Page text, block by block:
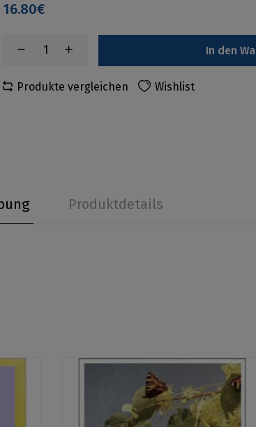
16.80€
In den
Produkte vergleichen Wishlist
Produktdetails